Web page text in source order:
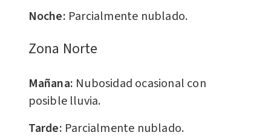
Noche: Parcialmente nublado.
​Zona Norte
Mañana: Nubosidad ocasional con
posible lluvia.
Tarde: Parcialmente nublado.